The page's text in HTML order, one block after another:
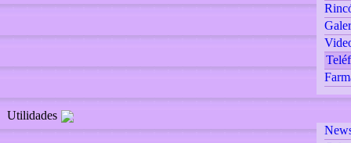
Utilidades